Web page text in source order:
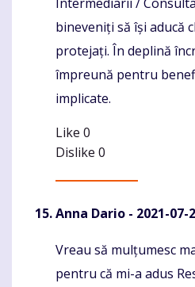
bineveniți să își aducă
protejați. În deplină
împreună pentru
implicate.
Like 0
Dislike 0
Anna Dario - 2021-07-
Komentaras
Vreau să mulțumesc
pentru că mi-a adus